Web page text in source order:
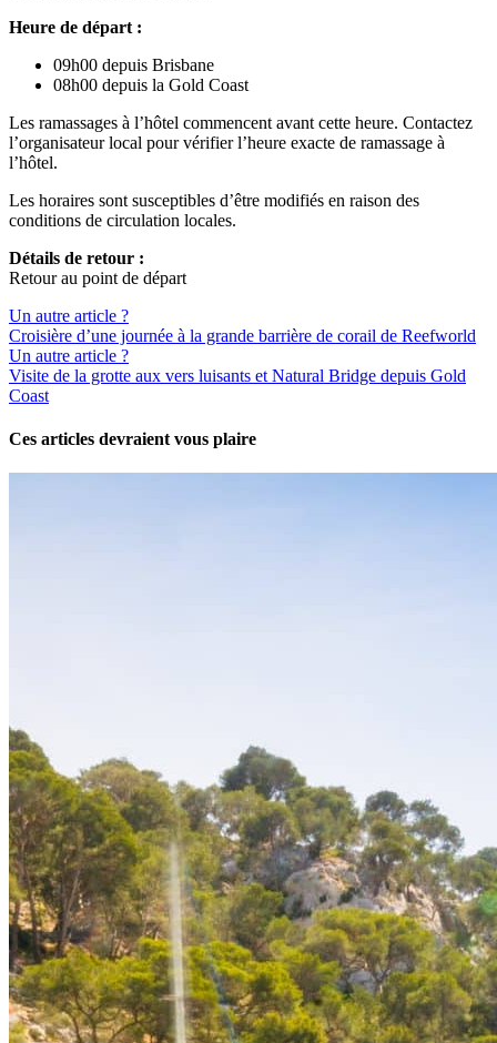
Heure de départ :
09h00 depuis Brisbane
08h00 depuis la Gold Coast
Les ramassages à l’hôtel commencent avant cette heure. Contactez
l’organisateur local pour vérifier l’heure exacte de ramassage à
l’hôtel.
Les horaires sont susceptibles d’être modifiés en raison des
conditions de circulation locales.
Détails de retour :
Retour au point de départ
Un autre article ?
Croisière d’une journée à la grande barrière de corail de Reefworld
Un autre article ?
Visite de la grotte aux vers luisants et Natural Bridge depuis Gold
Coast
Ces articles devraient vous plaire